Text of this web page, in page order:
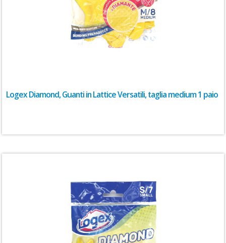
Logex Diamond, Guanti in Lattice Versatili, taglia medium 1 paio